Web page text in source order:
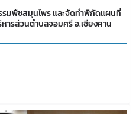
มพืชสมุนไพร และจัดทำพิกัดแผนที่
ารส่วนตำบลจอมศรี อ.เชียงคาน